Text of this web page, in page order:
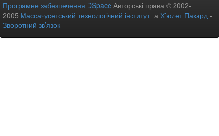
Програмне забезпечення DSpace Авторські права © 2002-
2005 Массачусетський технологічний інститутта Х’юлет Пакард -
Зворотний зв’язок